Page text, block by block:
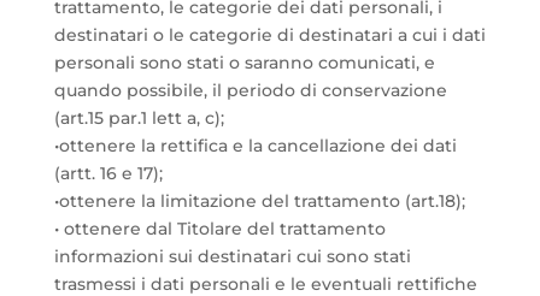
trattamento, le categorie dei dati personali, i
destinatari o le categorie di destinatari a cui i dati
personali sono stati o saranno comunicati, e
quando possibile, il periodo di conservazione
(art.15 par.1 lett a, c);
•ottenere la rettifica e la cancellazione dei dati
(artt. 16 e 17);
•ottenere la limitazione del trattamento (art.18);
• ottenere dal Titolare del trattamento
informazioni sui destinatari cui sono stati
trasmessi i dati personali e le eventuali rettifiche